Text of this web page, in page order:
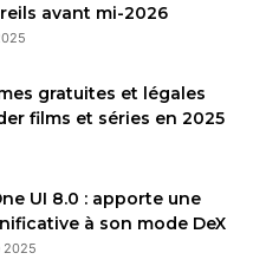
avant mi-2026
gratuites et légales
films et séries en 2025
UI 8.0 : apporte une
à son mode DeX
2025